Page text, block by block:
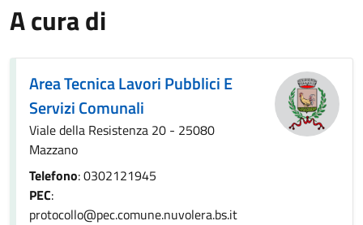
A cura di
Area Tecnica Lavori Pubblici E
Servizi Comunali
Viale della Resistenza 20 - 25080
Mazzano
Telefono: 0302121945
PEC:
protocollo@pec.comune.nuvolera.bs.it